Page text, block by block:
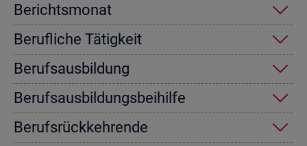
Be­richts­mo­nat
Be­ruf­li­che Tä­tig­keit
Be­rufs­aus­bil­dung
Be­rufs­aus­bil­dungs­bei­hil­fe
Be­rufs­rück­keh­ren­de